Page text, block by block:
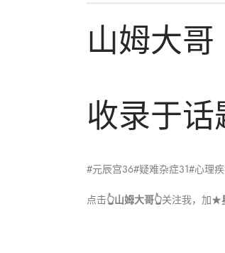
山姆大哥
收录于话
#元辰宫36#疑难杂症31#心理
点击👆山姆大哥👆关注我，加★